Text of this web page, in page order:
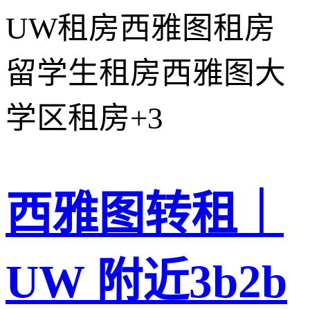
UW租房西雅图租房
留学生租房西雅图大
学区租房+3
西雅图转租｜
UW 附近3b2b